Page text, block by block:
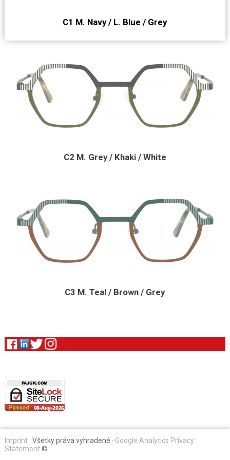
C1 M. Navy / L. Blue / Grey
C2 M. Grey / Khaki / White
C3 M. Teal / Brown / Grey
Imprint· Všetky práva vyhradené · Google Analytics Privacy
Statement©